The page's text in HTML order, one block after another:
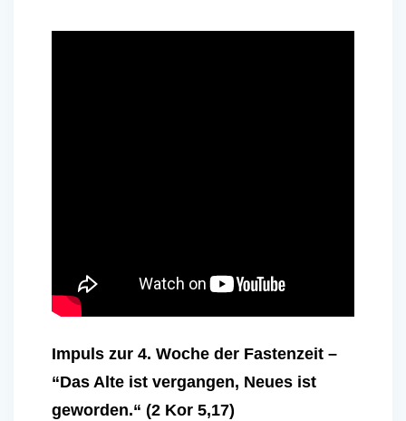
Impuls zur 4. Woche der Fastenzeit –
“Das Alte ist vergangen, Neues ist
geworden.“ (2 Kor 5,17)